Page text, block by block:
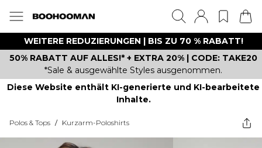
WEITERE REDUZIERUNGEN | BIS ZU 70 % RABATT!
50% RABATT AUF ALLES!* + EXTRA 20% | CODE: TAKE20
*Sale & ausgewählte Styles ausgenommen.
Diese Website enthält KI-generierte und KI-bearbeitete
Inhalte.
Polos & Tops / Kurzarm-Poloshirts